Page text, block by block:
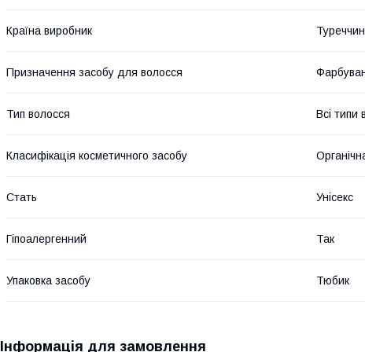
Країна виробник
Призначення засобу для волосся
Тип волосся Всі типи
Класифікація косметичного засобу
Стать Унісекс
Гіпоалергенний Так
Упаковка засобу Тюбик
Інформація для замовлення